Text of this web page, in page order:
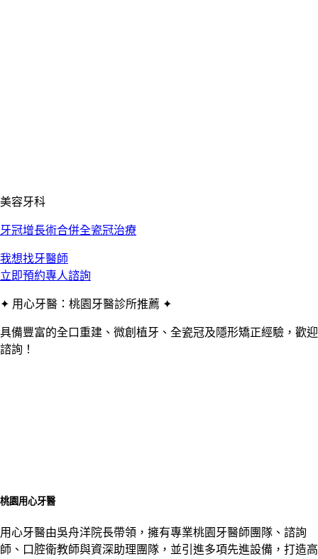
美容牙科
牙冠增長術合併全瓷冠治療
我想找牙醫師
立即預約專人諮詢
✦ 用心牙醫：桃園牙醫診所推薦 ✦
具備豐富的全口重建、微創植牙、全瓷冠及隱形矯正經驗，歡迎
諮詢！
桃園用心牙醫
用心牙醫由吳舟洋院長帶領，擁有專業桃園牙醫師團隊、諮詢
師、口腔衛教師與資深助理團隊，並引進多項先進設備，打造高